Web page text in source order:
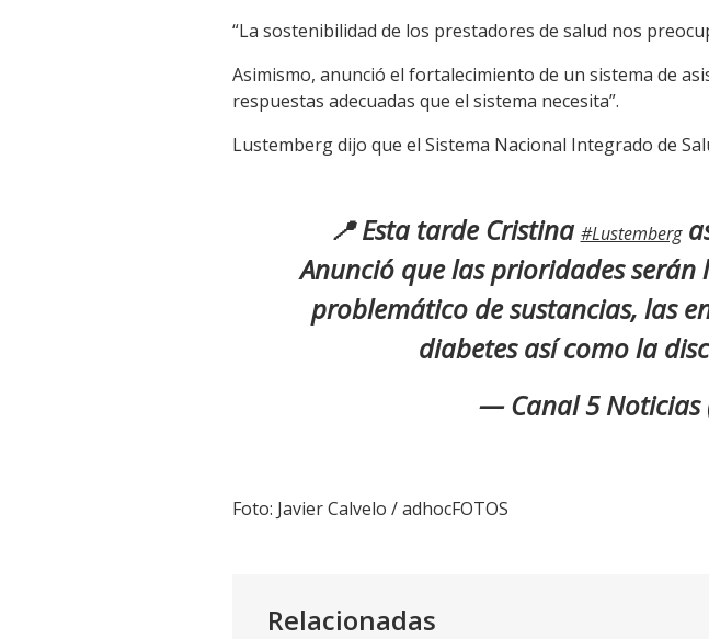
“La sostenibilidad de los prestadores de salud nos
Asimismo, anunció el fortalecimiento de un sistema de
respuestas adecuadas que el sistema necesita”.
Lustemberg dijo que el Sistema Nacional Integrado de
📍 Esta tarde Cristina #Lustemberg
Anunció que las prioridades
problemático de sustancias, las
diabetes así como la
— Canal 5 Noticias
Foto: Javier Calvelo / adhocFOTOS
Relacionadas